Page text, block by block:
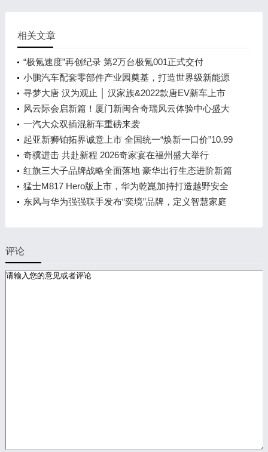
相关文章
“极氪速度”再创纪录 第2万台极氪001正式交付
小鹏汽车配套零部件产业园奠基，打造世界级新能源
智能汽车集群
寻梦大唐 汉为观止 │ 汉家族&2022款唐EV新车上市
发布会，敬请期待！
风云际会启新篇！厦门新闽合奇瑞风云体验中心盛大
开业
一汽大众双插混新车重磅来袭
起亚新狮铂拓界诚意上市 全国统一“焕新一口价”10.99
万元起
奇骥进击 共赴新程 2026奇家宴在福州盛大举行
红旗三大子品牌战略全面落地 豪华出行生态进阶新篇
章
猛士M817 Hero版上市，华为乾崑加持打造越野安全
标杆！
东风与华为强强联手发布“奕境”品牌，定义智慧家庭
评论